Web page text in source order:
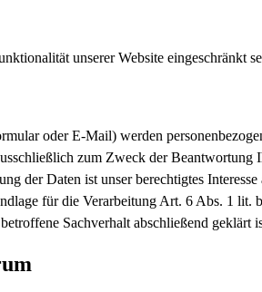
unserer Website eingeschränkt
oder E-Mail) werden
zum Zweck der
der Daten ist unser berechtigtes
für die Verarbeitung Art. 6 Abs. 1
Sachverhalt abschließend